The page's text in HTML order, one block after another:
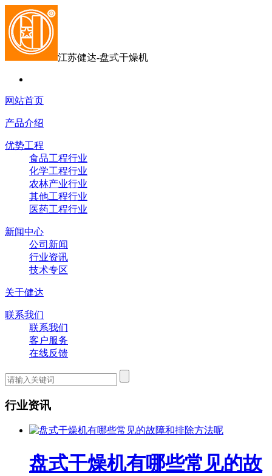
江苏健达-盘式干燥机
网站首页
产品介绍
优势工程
食品工程行业
化学工程行业
农林产业行业
其他工程行业
医药工程行业
新闻中心
公司新闻
行业资讯
技术专区
关于健达
联系我们
联系我们
客户服务
在线反馈
行业资讯
盘式干燥机有哪些常见的故